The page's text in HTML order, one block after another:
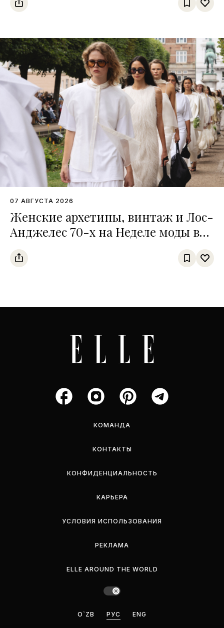
07 АВГУСТА 2026
Женские архетипы, винтаж и Лос-
Анджелес 70-х на Неделе моды в
Копенгагене
КОМАНДА
КОНТАКТЫ
КОНФИДЕНЦИАЛЬНОСТЬ
КАРЬЕРА
УСЛОВИЯ ИСПОЛЬЗОВАНИЯ
РЕКЛАМА
ELLE AROUND THE WORLD
O`ZB РУС ENG